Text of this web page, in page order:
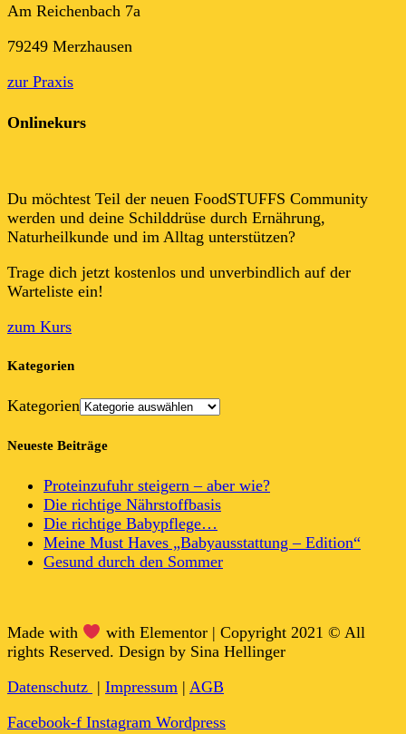
Am Reichenbach 7a
79249 Merzhausen
zur Praxis
Onlinekurs
Du möchtest Teil der neuen FoodSTUFFS Community
werden und deine Schilddrüse durch Ernährung,
Naturheilkunde und im Alltag unterstützen?
Trage dich jetzt kostenlos und unverbindlich auf der
Warteliste ein!
zum Kurs
Kategorien
Kategorien
Neueste Beiträge
Proteinzufuhr steigern – aber wie?
Die richtige Nährstoffbasis
Die richtige Babypflege…
Meine Must Haves „Babyausstattung – Edition“
Gesund durch den Sommer
Made with
with Elementor | Copyright 2021 © All
rights Reserved. Design by Sina Hellinger
Datenschutz | Impressum | AGB
Facebook-f Instagram Wordpress